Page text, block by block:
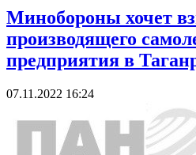
Минобороны хочет
производящего
предприятия в
07.11.2022 16:24